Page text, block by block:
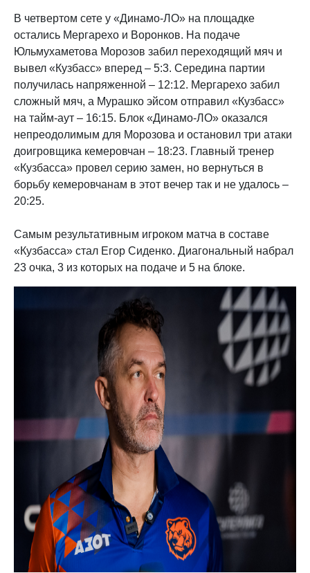
В четвертом сете у «Динамо-ЛО» на площадке
остались Мергарехо и Воронков. На подаче
Юльмухаметова Морозов забил переходящий мяч и
вывел «Кузбасс» вперед – 5:3. Середина партии
получилась напряженной – 12:12. Мергарехо забил
сложный мяч, а Мурашко эйсом отправил «Кузбасс»
на тайм-аут – 16:15. Блок «Динамо-ЛО» оказался
непреодолимым для Морозова и остановил три атаки
доигровщика кемеровчан – 18:23. Главный тренер
«Кузбасса» провел серию замен, но вернуться в
борьбу кемеровчанам в этот вечер так и не удалось –
20:25.
Самым результативным игроком матча в составе
«Кузбасса» стал Егор Сиденко. Диагональный набрал
23 очка, 3 из которых на подаче и 5 на блоке.